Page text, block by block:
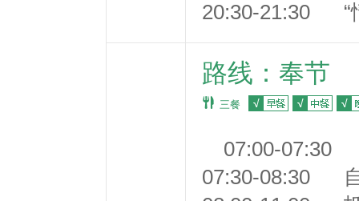
20:30-21:30 “
路线：奉节
三餐
07:00-07:30
07:30-08:30